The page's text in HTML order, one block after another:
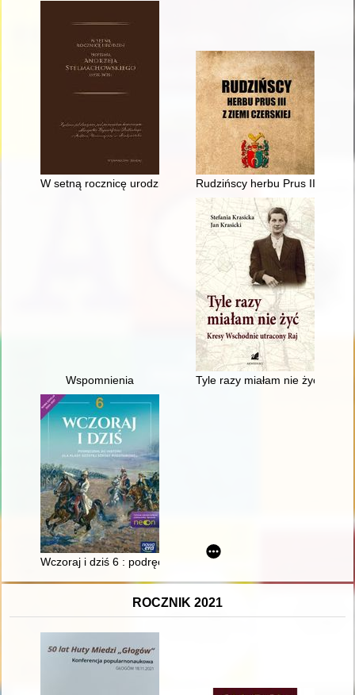
W setną rocznicę urodzin Profesora Andrzeja
Rudzińscy herbu Prus III z
Wspomnienia Tyle razy miałam nie żyć :
Wczoraj i dziś 6 : podręcznik do historii dla klasy szóstej
ROCZNIK 2021